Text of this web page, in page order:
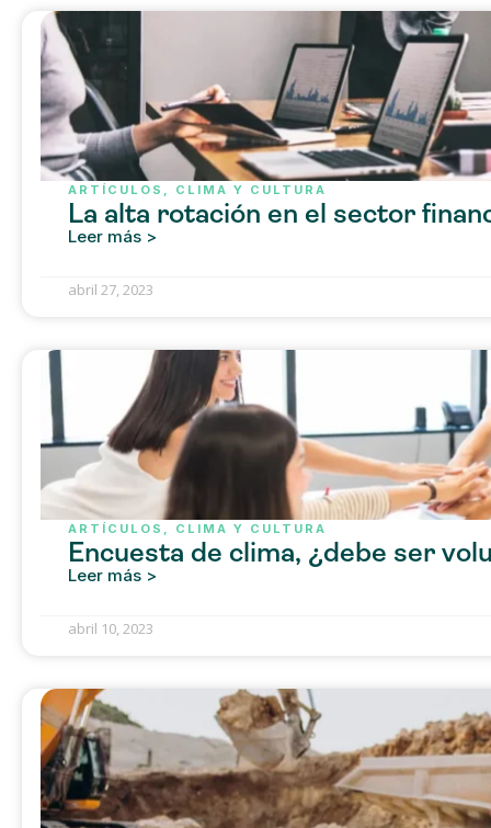
ARTÍCULOS CLIMA Y CULTURA
La alta rotación en el sector
Leer más >
abril 27, 2023
ARTÍCULOS CLIMA Y CULTURA
Encuesta de clima, ¿debe ser
Leer más >
abril 10, 2023